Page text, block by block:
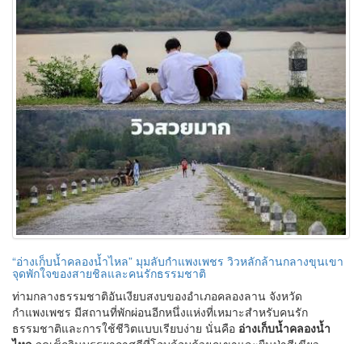
“อ่างเก็บน้ำคลองน้ำไหล” มุมลับกำแพงเพชร วิวหลักล้านกลางขุนเขา
จุดพักใจของสายชิลและคนรักธรรมชาติ
ท่ามกลางธรรมชาติอันเงียบสงบของอำเภอคลองลาน จังหวัด
กำแพงเพชร มีสถานที่พักผ่อนอีกหนึ่งแห่งที่เหมาะสำหรับคนรัก
ธรรมชาติและการใช้ชีวิตแบบเรียบง่าย นั่นคือ อ่างเก็บน้ำคลองน้ำ